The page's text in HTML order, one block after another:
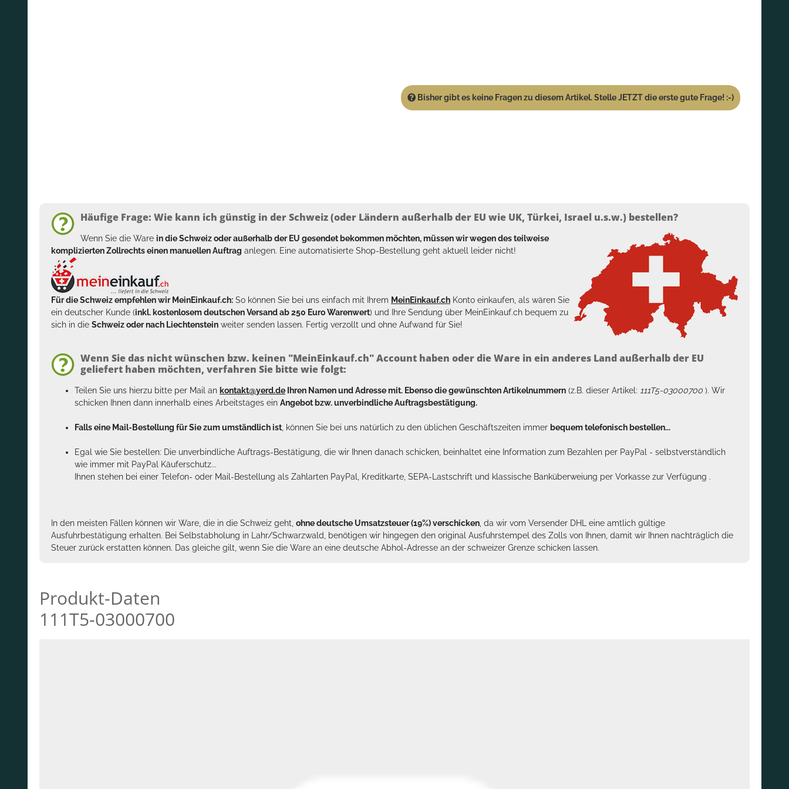
Bisher gibt es keine Fragen zu diesem Artikel. Stelle JETZT die erste gute Frage! :-)
Häufige Frage: Wie kann ich günstig in der Schweiz (oder Ländern außerhalb der EU wie UK, Türkei, Israel u.s.w.) bestellen?
Wenn Sie die Ware in die Schweiz oder außerhalb der EU gesendet bekommen möchten, müssen wir wegen des teilweise
komplizierten Zollrechts einen manuellen Auftrag anlegen. Eine automatisierte Shop-Bestellung geht aktuell leider nicht!
Für die Schweiz empfehlen wir MeinEinkauf.ch: So können Sie bei uns einfach mit Ihrem MeinEinkauf.ch Konto einkaufen, als wären Sie
ein deutscher Kunde (inkl. kostenlosem deutschen Versand ab 250 Euro Warenwert) und Ihre Sendung über MeinEinkauf.ch bequem zu
sich in die Schweiz oder nach Liechtenstein weiter senden lassen. Fertig verzollt und ohne Aufwand für Sie!
Wenn Sie das nicht wünschen bzw. keinen "MeinEinkauf.ch" Account haben oder die Ware in ein anderes Land außerhalb der EU
geliefert haben möchten, verfahren Sie bitte wie folgt:
Teilen Sie uns hierzu bitte per Mail an kontakt@yerd.de Ihren Namen und Adresse mit. Ebenso die gewünschten Artikelnummern (z.B. dieser Artikel: 111T5-03000700 ). Wir
schicken Ihnen dann innerhalb eines Arbeitstages ein Angebot bzw. unverbindliche Auftragsbestätigung.
Falls eine Mail-Bestellung für Sie zum umständlich ist , können Sie bei uns natürlich zu den üblichen Geschäftszeiten immer bequem telefonisch bestellen...
Egal wie Sie bestellen: Die unverbindliche Auftrags-Bestätigung, die wir Ihnen danach schicken, beinhaltet eine Information zum Bezahlen per PayPal - selbstverständlich
wie immer mit PayPal Käuferschutz...
Ihnen stehen bei einer Telefon- oder Mail-Bestellung als Zahlarten PayPal, Kreditkarte, SEPA-Lastschrift und klassische Banküberweiung per Vorkasse zur Verfügung .
In den meisten Fällen können wir Ware, die in die Schweiz geht, ohne deutsche Umsatzsteuer (19%) verschicken , da wir vom Versender DHL eine amtlich gültige
Ausfuhrbestätigung erhalten. Bei Selbstabholung in Lahr/Schwarzwald, benötigen wir hingegen den original Ausfuhrstempel des Zolls von Ihnen, damit wir Ihnen nachträglich die
Steuer zurück erstatten können. Das gleiche gilt, wenn Sie die Ware an eine deutsche Abhol-Adresse an der schweizer Grenze schicken lassen.
Produkt-Daten
111T5-03000700